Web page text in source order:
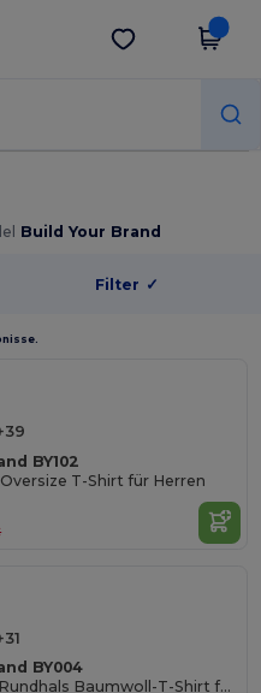
App holen
Build Your Brand
Filter ✓
BY102
T-Shirt für Herren
BY004
Komfortabler Rundhals Baumwoll-T-Shirt für Herren